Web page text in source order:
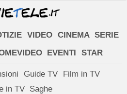
VIDEO CINEMA SERIE
EVENTI STAR
Guide TV
Film in TV
in TV Saghe